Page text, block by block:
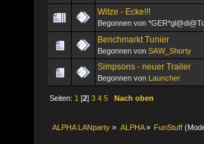
Witze - Ecke!!!
Begonnen von
Benchmarkt Tunier
Begonnen von SAW_Shorty
Simpsons - neuer Trailer
Begonnen von Launcher
Seiten: 1 [2]3 4 5 Nach oben
ALPHA LANparty » ALPHA» FunStuff